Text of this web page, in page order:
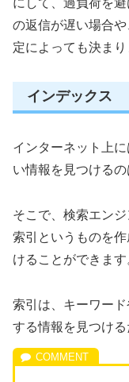
にして、過負荷を
の返信が遅い場合
定によっても決まり
インデックス
インターネット上
い情報を見つけるの
そこで、検索エン
索引というものを
けることができます
索引は、キーワー
する情報を見つける